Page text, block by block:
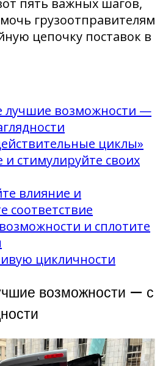
грузоотправителям
цепочку поставок в
лучшие возможности —
циклы»
и стимулируйте своих
влияние и
соответствие
и сплотите
цикличности
возможности — с